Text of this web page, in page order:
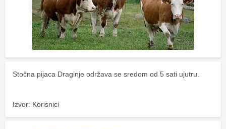
Stočna pijaca Draginje održava se sredom od 5 sati ujutru.
Izvor: Korisnici